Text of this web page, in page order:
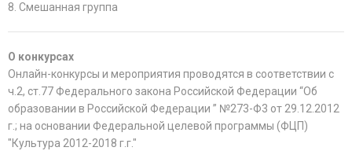
8. Смешанная группа
О конкурсах
Онлайн-конкурсы и мероприятия проводятся в соответствии с
ч.2, ст.77 Федерального закона Российской Федерации “Об
образовании в Российской Федерации ” №273-Ф3 от 29.12.2012
г.; на основании Федеральной целевой программы (ФЦП)
"Культура 2012-2018 г.г."